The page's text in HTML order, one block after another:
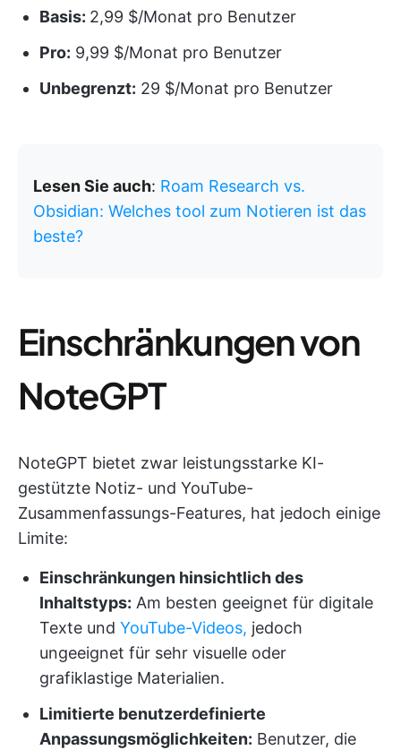
Basis: 2,99 $/Monat pro Benutzer
Pro: 9,99 $/Monat pro Benutzer
Unbegrenzt: 29 $/Monat pro Benutzer
Lesen Sie auch: Roam Research vs.
Obsidian: Welches tool zum Notieren ist das
beste?
Einschränkungen von
NoteGPT
NoteGPT bietet zwar leistungsstarke KI-
gestützte Notiz- und YouTube-
Zusammenfassungs-Features, hat jedoch einige
Limite:
Einschränkungen hinsichtlich des
Inhaltstyps: Am besten geeignet für digitale
Texte und YouTube-Videos, jedoch
ungeeignet für sehr visuelle oder
grafiklastige Materialien.
Limitierte benutzerdefinierte
Anpassungsmöglichkeiten: Benutzer, die